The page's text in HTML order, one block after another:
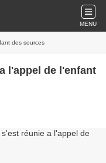
MENU
des sources
l'appel de l'enfant